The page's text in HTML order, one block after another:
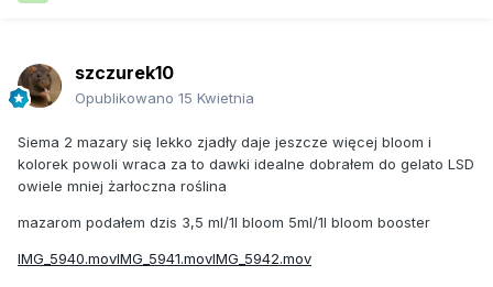
szczurek10
Opublikowano 15 Kwietnia
Siema 2 mazary się lekko zjadły daje jeszcze więcej bloom i
kolorek powoli wraca za to dawki idealne dobrałem do gelato LSD
owiele mniej żarłoczna roślina
mazarom podałem dzis 3,5 ml/1l bloom 5ml/1l bloom booster
IMG_5940.movIMG_5941.movIMG_5942.mov